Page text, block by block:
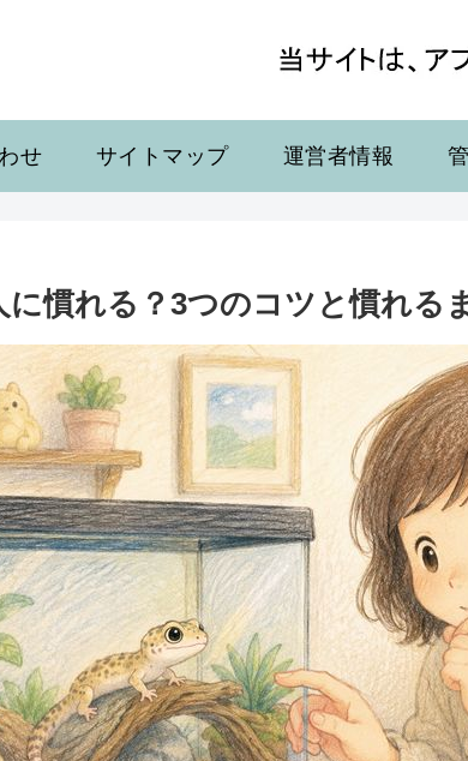
せ サイトマップ 運営者情報
慣れる？3つのコツと慣れる